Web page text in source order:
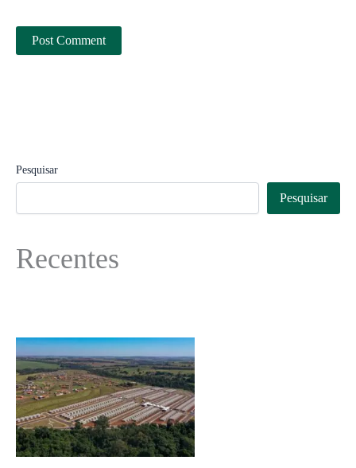
Pesquisar
Pesquisar
Recentes